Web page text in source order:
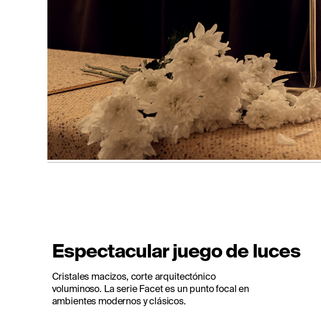
Espectacular juego de luces
Cristales macizos, corte arquitectónico
voluminoso. La serie Facet es un punto focal en
ambientes modernos y clásicos.